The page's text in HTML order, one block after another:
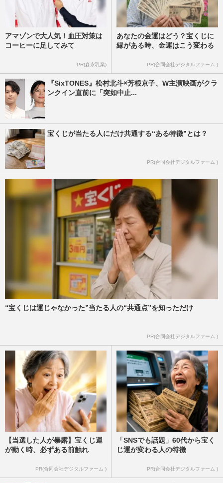
アマゾンで大人気！血圧対策は
コーヒーに足してみて
PR(森永乳業)
あなたの金運はどう？宝くじに
縁がある時、金運はこう変わる
PR(合同会社デジタルファーム )
『SixTONES』松村北斗×芳根京子、W主演映画がクラ
ンクイン直前に「突如中止...
宝くじが当たる人にだけ共通する“ある特徴”とは？
PR(合同会社デジタルファーム )
“宝くじは運じゃなかった”当たる人の“共通点”を知っただけ
PR(合同会社デジタルファーム )
【当選した人が暴露】宝くじ運
が動く時、必ずある前触れ
PR(合同会社デジタルファーム )
「SNSでも話題」60代から宝く
じ運が変わる人の特徴
PR(合同会社デジタルファーム )